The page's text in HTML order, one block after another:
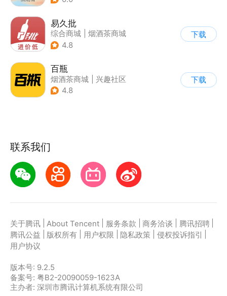
易久批
综合商城
烟酒茶商城
4.8
下载
百瓶
烟酒茶商城
兴趣社区
4.8
下载
联系我们
关于腾讯 About Tencent 服务条款 商务洽谈 腾讯招聘
腾讯公益
版权所有 用户权限 隐私政策 侵权投诉指引
用户协议
版本号: 9.2.5
备案号: 粤B2-20090059-1623A
主办者: 深圳市腾讯计算机系统有限公司